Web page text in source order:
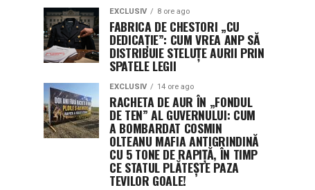
EXCLUSIV 8 ore ago
FABRICA DE CHESTORI „CU
DEDICAȚIE”: CUM VREA ANP SĂ
DISTRIBUIE STELUȚE AURII PRIN
SPATELE LEGII
EXCLUSIV 14 ore ago
RACHETA DE AUR ÎN „FONDUL
DE TEN” AL GUVERNULUI: CUM
A BOMBARDAT COSMIN
OLTEANU MAFIA ANTIGRINDINĂ
CU 5 TONE DE RAPIȚĂ, ÎN TIMP
CE STATUL PLĂTEȘTE PAZA
TEVILOR GOALE!